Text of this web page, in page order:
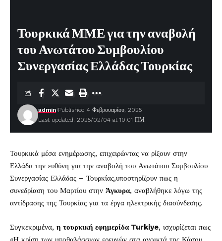
Τουρκικά ΜΜΕ για την αναβολή
του Ανωτάτου Συμβουλίου
Συνεργασίας Ελλάδας Τουρκίας
Last updated: 2025/02/04 at 10:01 ΠΜ
admin Published 4 Φεβρουαρίου, 2025
Τουρκικά μέσα ενημέρωσης, επιχειρώντας να ρίξουν στην
Ελλάδα την ευθύνη για την αναβολή του Ανωτάτου Συμβουλίου
Συνεργασίας Ελλάδας – Τουρκίας,υποστηρίζουν πως η
συνεδρίαση του Μαρτίου στην Άγκυρα, αναβλήθηκε λόγω της
αντίδρασης της Τουρκίας για τα έργα ηλεκτρικής διασύνδεσης.
Συγκεκριμένα, η τουρκική εφημερίδα Turkiye, ισχυρίζεται πως